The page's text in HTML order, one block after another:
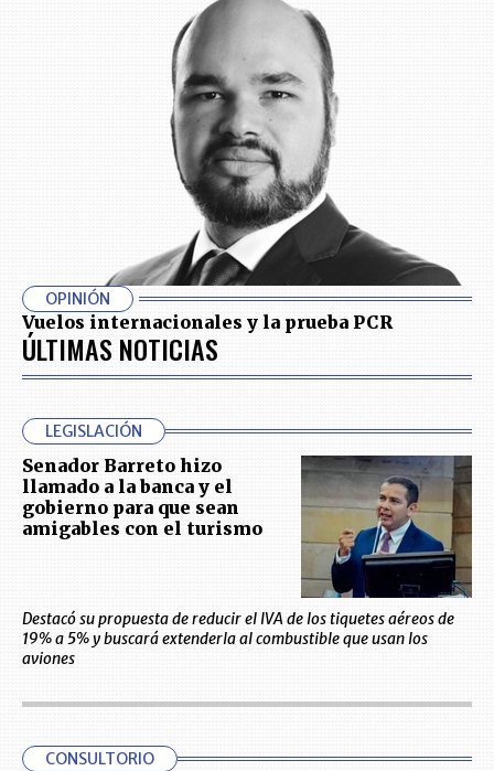
OPINIÓN
Vuelos internacionales y la prueba PCR
ÚLTIMAS NOTICIAS
LEGISLACIÓN
Senador Barreto hizo
llamado a la banca y el
gobierno para que sean
amigables con el turismo
Destacó su propuesta de reducir el IVA de los tiquetes aéreos de
19% a 5% y buscará extenderla al combustible que usan los
aviones
CONSULTORIO